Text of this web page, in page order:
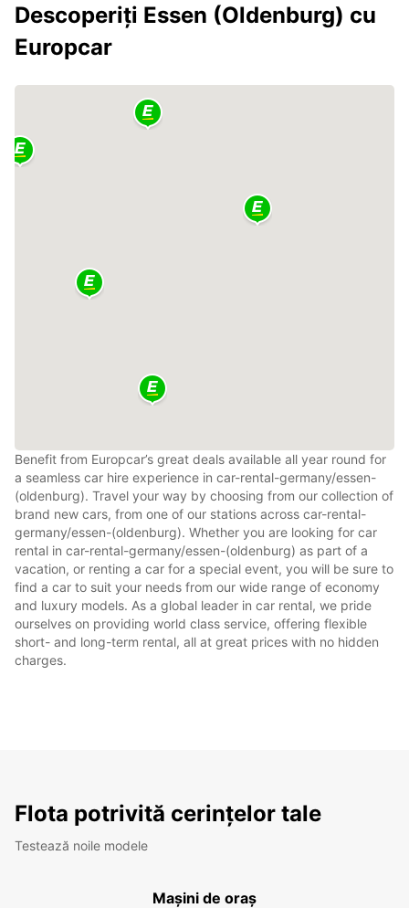
Descoperiți Essen (Oldenburg) cu
Europcar
Benefit from Europcar’s great deals available all year round for
a seamless car hire experience in car-rental-germany/essen-
(oldenburg). Travel your way by choosing from our collection of
brand new cars, from one of our stations across car-rental-
germany/essen-(oldenburg). Whether you are looking for car
rental in car-rental-germany/essen-(oldenburg) as part of a
vacation, or renting a car for a special event, you will be sure to
find a car to suit your needs from our wide range of economy
and luxury models. As a global leader in car rental, we pride
ourselves on providing world class service, offering flexible
short- and long-term rental, all at great prices with no hidden
charges.
Flota potrivită cerințelor tale
Testează noile modele
Mașini de oraș